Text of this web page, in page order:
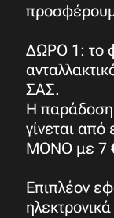
ΔΩΡΟ 1: το
ΣΑΣ.
Η παράδοση
γίνεται από
ΜΟΝΟ με 7
Επιπλέον